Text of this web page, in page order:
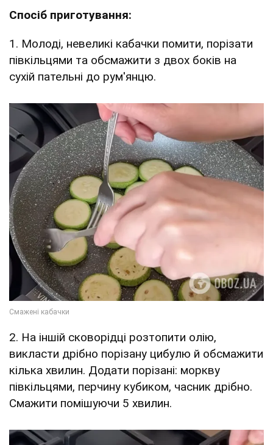
Спосіб приготування:
1. Молоді, невеликі кабачки помити, порізати
півкільцями та обсмажити з двох боків на
сухій пательні до рум'янцю.
2. На іншій сковорідці розтопити олію,
викласти дрібно порізану цибулю й обсмажити
кілька хвилин. Додати порізані: моркву
півкільцями, перчину кубиком, часник дрібно.
Смажити помішуючи 5 хвилин.